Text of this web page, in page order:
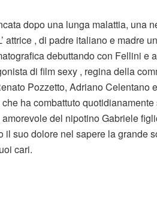
dopo una lunga malattia, una
attrice , di padre italiano e madre
debuttando con Fellini e
di film sexy , regina della
Pozzetto, Adriano Celentano
ha combattuto
del nipotino Gabriele
il suo dolore nel sapere la grande
cari.